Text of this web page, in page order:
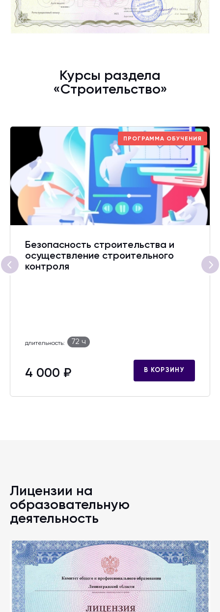
Курсы раздела
«Строительство»
ПРОГРАММА ОБУЧЕНИЯ
Безопасность строительства и
осуществление строительного
контроля
длительность: 72 ч
4 000 ₽ В КОРЗИНУ
Лицензии на
образовательную
деятельность